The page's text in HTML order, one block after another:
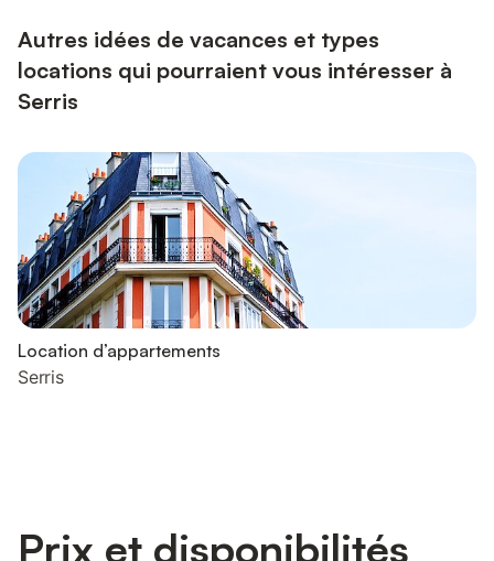
Autres idées de vacances et types
locations qui pourraient vous intéresser à
Serris
Location d’appartements
Serris
Prix et disponibilités